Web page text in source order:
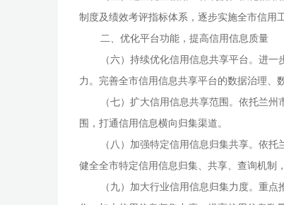
制度及绩效考评指标体系，逐步实施全市信用
二、优化平台功能，提高信用信息质量
（六）持续优化信用信息共享平台。进
力。完善全市信用信息共享平台的数据治理、
（七）扩大信用信息共享范围。依托兰
围，打通信用信息横向归集渠道。
（八）加强特定信用信息归集共享。依
健全全市特定信用信息归集、共享、查询机制
（九）加大行业信用信息归集力度。重